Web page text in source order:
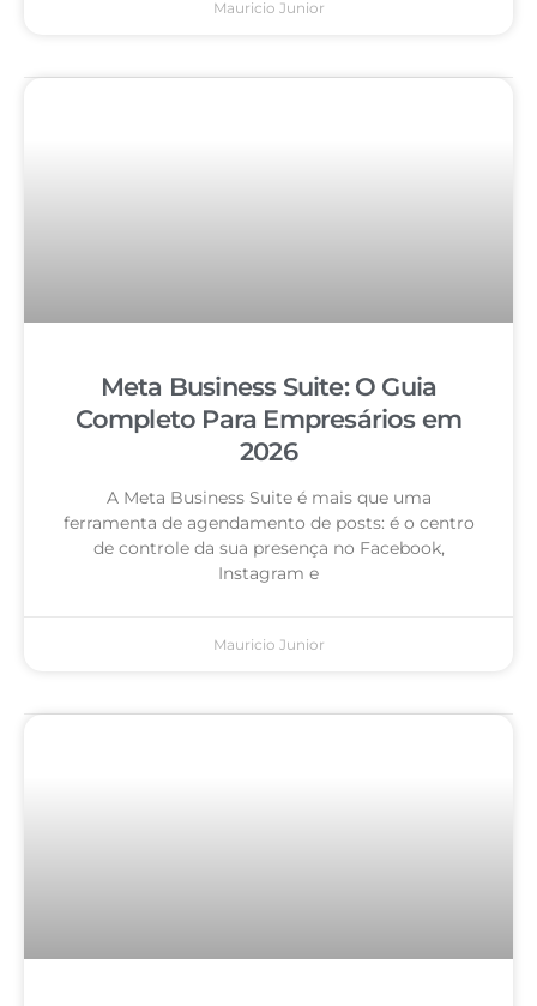
Mauricio Junior
Meta Business Suite: O Guia
Completo Para Empresários em
2026
A Meta Business Suite é mais que uma
ferramenta de agendamento de posts: é o centro
de controle da sua presença no Facebook,
Instagram e
Mauricio Junior